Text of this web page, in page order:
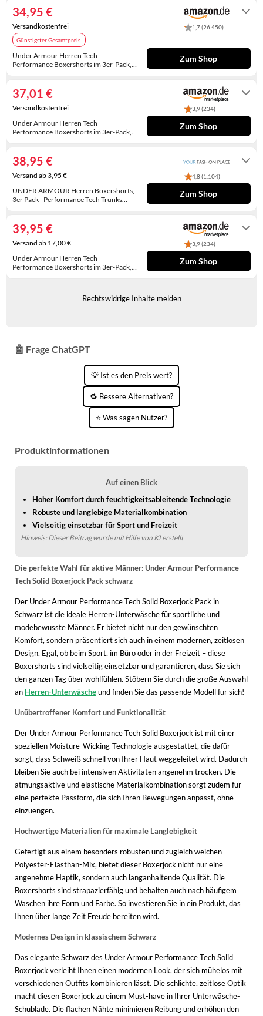
KINDERSCHUHE
LAUFSCHUHE
OUTDOOR-SCHUHE
PUMPS
SANDALEN
SNEAKERS
STIEFEL
TREKKINGSANDALEN
WINTERSCHUHE
STRANDTASCHEN
TASCHEN-ZUBEHÖR
Under Armour Herren Tech
Performance Boxershorts im 3er-Pack, 8
Tragegefühl, ganztägiger Komfort,
Schwarz, XL
1,7 (26.450)
Günstigster Gesamtpreis
34,95 €
Versandkostenfrei
Zum Shop
Under Armour Herren Tech
Performance Boxershorts im 3er-Pack, 8
Tragegefühl, ganztägiger Komfort,
Schwarz, XL
3,9 (234)
37,01 €
Versandkostenfrei
Zum Shop
UNDER ARMOUR Herren Boxershorts,
3er Pack - Performance Tech Trunks
4,8 (1.104)
38,95 €
Versand ab 3,95 €
Zum Shop
Under Armour Herren Tech
Performance Boxershorts im 3er-Pack, 8
3,9 (234)
39,95 €
Versand ab 17,00 €
Zum Shop
Rechtswidrige Inhalte melden
🤖 Frage ChatGPT
💡 Ist es den Preis wert?
🔁 Bessere Alternativen?
⭐ Was sagen Nutzer?
Produktinformationen
Auf einen Blick
Hoher Komfort durch feuchtigkeitsableitende Technologie
Robuste und langlebige Materialkombination
Vielseitig einsetzbar für Sport und Freizeit
Hinweis: Dieser Beitrag wurde mit Hilfe von KI erstellt
Die perfekte Wahl für aktive Männer: Under Armour Performance
Tech Solid Boxerjock Pack schwarz
Der Under Armour Performance Tech Solid Boxerjock Pack in
Schwarz ist die ideale Herren-Unterwäsche für sportliche und
modebewusste Männer. Er bietet nicht nur den gewünschten
Komfort, sondern präsentiert sich auch in einem modernen, zeitlosen
Design. Egal, ob beim Sport, im Büro oder in der Freizeit – diese
Boxershorts sind vielseitig einsetzbar und garantieren, dass Sie sich
den ganzen Tag über wohlfühlen. Stöbern Sie durch die große Auswahl
an Herren-Unterwäscheund finden Sie das passende Modell für sich!
Unübertroffener Komfort und Funktionalität
Der Under Armour Performance Tech Solid Boxerjock ist mit einer
speziellen Moisture-Wicking-Technologie ausgestattet, die dafür
sorgt, dass Schweiß schnell von Ihrer Haut weggeleitet wird. Dadurch
bleiben Sie auch bei intensiven Aktivitäten angenehm trocken. Die
atmungsaktive und elastische Materialkombination sorgt zudem für
eine perfekte Passform, die sich Ihren Bewegungen anpasst, ohne
einzuengen.
Hochwertige Materialien für maximale Langlebigkeit
Gefertigt aus einem besonders robusten und zugleich weichen
Polyester-Elasthan-Mix, bietet dieser Boxerjock nicht nur eine
angenehme Haptik, sondern auch langanhaltende Qualität. Die
Boxershorts sind strapazierfähig und behalten auch nach häufigem
Waschen ihre Form und Farbe. So investieren Sie in ein Produkt, das
Ihnen über lange Zeit Freude bereiten wird.
Modernes Design in klassischem Schwarz
Das elegante Schwarz des Under Armour Performance Tech Solid
Boxerjock verleiht Ihnen einen modernen Look, der sich mühelos mit
verschiedenen Outfits kombinieren lässt. Die schlichte, zeitlose Optik
macht diesen Boxerjock zu einem Must-have in Ihrer Unterwäsche-
Schublade. Die flachen Nähte minimieren Reibung und erhöhen den